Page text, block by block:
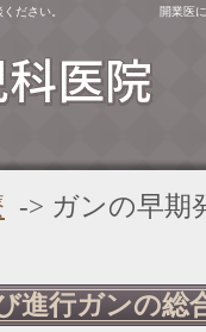
開業医
ださい。
-> ガンの早期
進行ガンの総